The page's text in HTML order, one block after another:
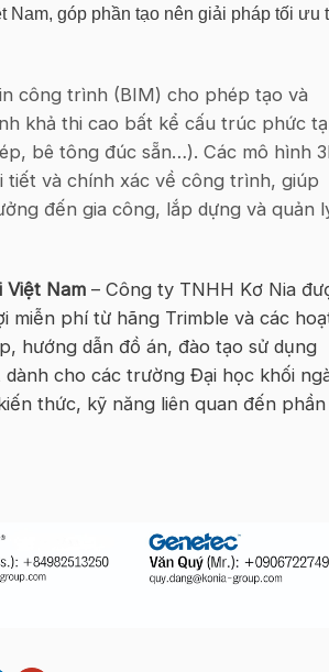
Nam, góp phần tạo nên giải pháp tối ưu
công trình (BIM) cho phép tạo và
khả thi cao bất kể cấu trúc phức
bê tông đúc sẵn…). Các mô hình
tiết và chính xác về công trình, giúp
đến gia công, lắp dựng và quản
Việt Nam – Công ty TNHH Kơ Nia
miễn phí từ hãng Trimble và các
hướng dẫn đồ án, đào tạo sử dụng
cho các trường Đại học khối
thức, kỹ năng liên quan đến phần